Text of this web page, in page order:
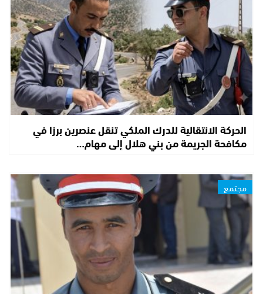
الحركة الانتقالية للدرك الملكي تنقل عنصرين برزا في
مكافحة الجريمة من بني هلال إلى مهام…
مجتمع